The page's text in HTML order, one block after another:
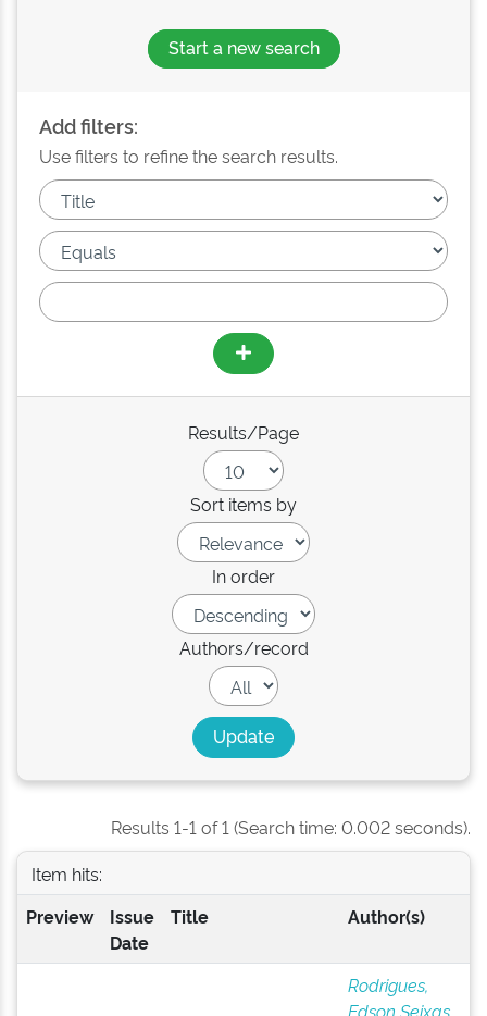
Start a new search
Add filters:
Use filters to refine the search results.
Results/Page
Sort items by
In order
Authors/record
Results 1-1 of 1 (Search time: 0.002 seconds).
Item hits:
Preview
Issue
Date
Title Author(s)
Rodrigues,
Edson Seixas